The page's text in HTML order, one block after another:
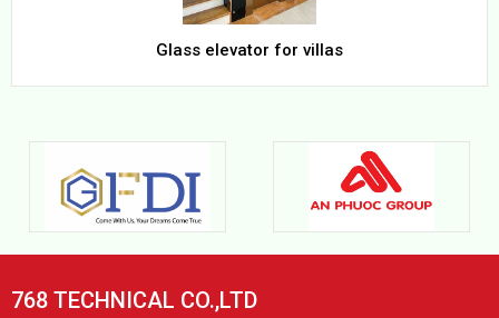
Glass elevator for villas
768 TECHNICAL CO.,LTD